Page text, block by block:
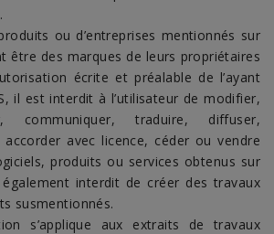
ou d’entreprises mentionnés sur
être des marques de leurs propriétaires
écrite et préalable de l’ayant
il est interdit à l’utilisateur de modifier,
communiquer, traduire, diffuser,
avec licence, céder ou vendre
produits ou services obtenus sur
interdit de créer des travaux
susmentionnés.
s’applique aux extraits de travaux